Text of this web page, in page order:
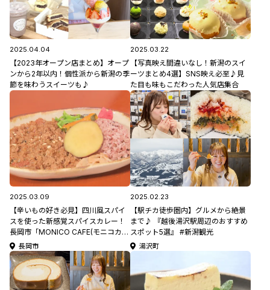
2025.04.04
【2023年オープン店まとめ】オープ
ンから2年以内！個性派から新潟の季
節を味わうスイーツも♪
2025.03.22
【写真映え間違いなし！新潟のスイ
ーツまとめ4選】SNS映え必至♪見
た目も味もこだわった人気店集合
2025.03.09
【辛いもの好き必見】四川風スパイ
スを使った新感覚スパイスカレー！
長岡市「MONICO CAFE(モニコカフ
ェ)」長岡市
2025.02.23
【駅チカ徒歩圏内】グルメから絶景
まで♪ 『越後湯沢駅周辺のおすすめ
スポット5選』 #新潟観光
湯沢町